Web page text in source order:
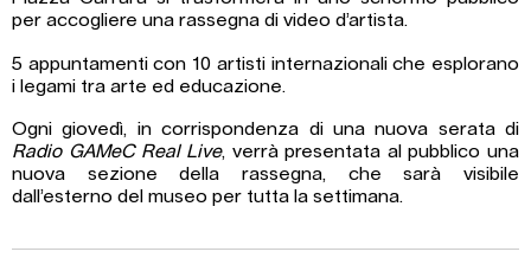
per accogliere una rassegna di video d’artista.
5 appuntamenti con 10 artisti internazionali che esplorano
i legami tra arte ed educazione.
Ogni giovedì, in corrispondenza di una nuova serata di
Radio GAMeC Real Live, verrà presentata al pubblico una
nuova sezione della rassegna, che sarà visibile
dall’esterno del museo per tutta la settimana.